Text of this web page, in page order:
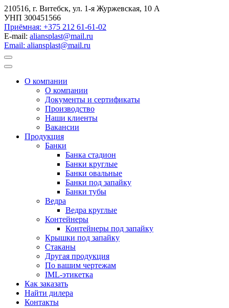
210516, г. Витебск, ул. 1-я Журжевская, 10 А
УНП 300451566
Приёмная: +375 212 61-61-02
E-mail: aliansplast@mail.ru
Email: aliansplast@mail.ru
О компании
О компании
Документы и сертификаты
Производство
Наши клиенты
Вакансии
Продукция
Банки
Банка стадион
Банки круглые
Банки овальные
Банки под запайку
Банки тубы
Ведра
Ведра круглые
Контейнеры
Контейнеры под запайку
Крышки под запайку
Стаканы
Другая продукция
По вашим чертежам
IML-этикетка
Как заказать
Найти дилера
Контакты